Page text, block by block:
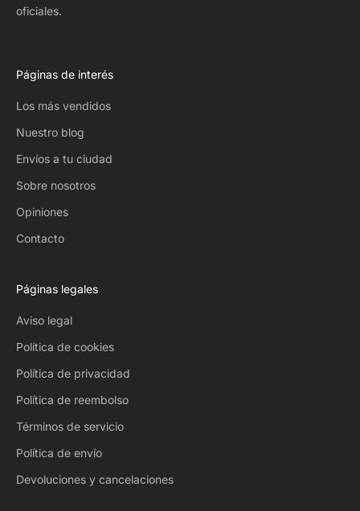
oficiales.
Páginas de interés
Los más vendidos
Nuestro blog
Envíos a tu ciudad
Sobre nosotros
Opiniones
Contacto
Páginas legales
Aviso legal
Política de cookies
Política de privacidad
Política de reembolso
Términos de servicio
Política de envío
Devoluciones y cancelaciones